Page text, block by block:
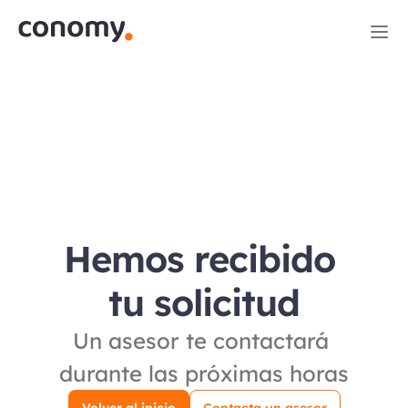
Hemos recibido
tu solicitud
Un asesor te contactará
durante las próximas horas